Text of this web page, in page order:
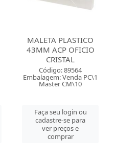
MALETA PLASTICO
43MM ACP OFICIO
CRISTAL
Código: 89564
Embalagem: Venda PC\1
Master CM\10
Faça seu login ou
cadastre-se para
ver preços e
comprar